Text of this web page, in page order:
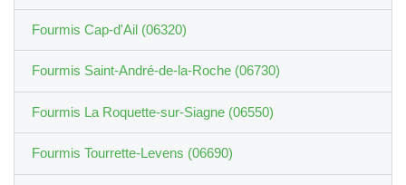
Fourmis Cap-d'Ail (06320)
Fourmis Saint-André-de-la-Roche (06730)
Fourmis La Roquette-sur-Siagne (06550)
Fourmis Tourrette-Levens (06690)